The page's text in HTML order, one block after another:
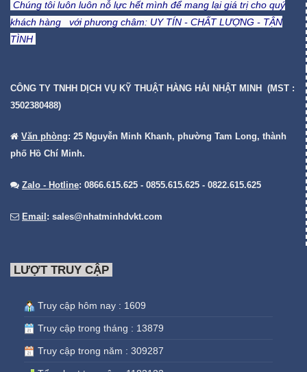
Chúng tôi luôn luôn nỗ lực hết mình để mang lại giá trị cho quý
khách hàng với phương châm: UY TÍN - CHẤT LƯỢNG - TẬN
TÌNH
CÔNG TY TNHH DỊCH VỤ KỸ THUẬT HÀNG HẢI NHẬT MINH (MST :
3502380488)
Văn phòng: 25 Nguyễn Minh Khanh, phường Tam Long, thành
phố Hồ Chí Minh.
Zalo - Hotline: 0866.615.625 - 0855.615.625 - 0822.615.625
Email : sales@nhatminhdvkt.com
LƯỢT TRUY CẬP
Truy cập hôm nay : 1609
Truy cập trong tháng : 13879
Truy cập trong năm : 309287